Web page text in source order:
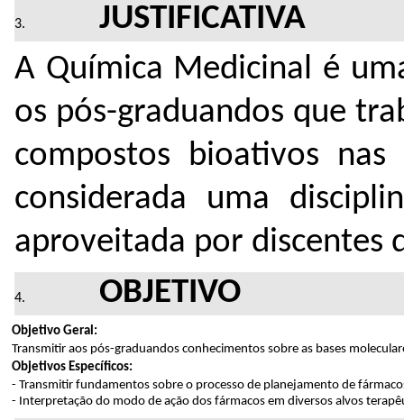
JUSTIFICATIVA
A Química Medicinal é
os pós-graduandos que
compostos bioativos
considerada uma
aproveitada por discentes
OBJETIVO
Objetivo Geral:
Transmitir aos pós-graduandos conhecimentos sobre as bases
Objetivos Específicos:
- Transmitir fundamentos sobre o processo de planejamento de
- Interpretação do modo de ação dos fármacos em diversos alvos